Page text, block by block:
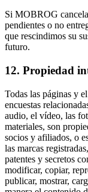
Si MOBROG
pendientes o no
que rescindimos su
futuro.
12. Propiedad
Todas las páginas y
encuestas
audio, el vídeo, las
materiales, son
socios y afiliados, o
las marcas
patentes y secretos
modificar, copiar,
publicar, mostrar,